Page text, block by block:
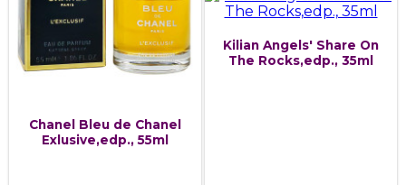
Chanel Bleu de Chanel
Exlusive,edp., 55ml
Kilian Angels' Share On
The Rocks,edp., 35ml